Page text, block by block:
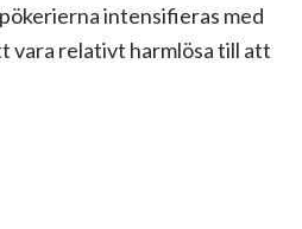
intensifieras med
vara relativt harmlösa till att